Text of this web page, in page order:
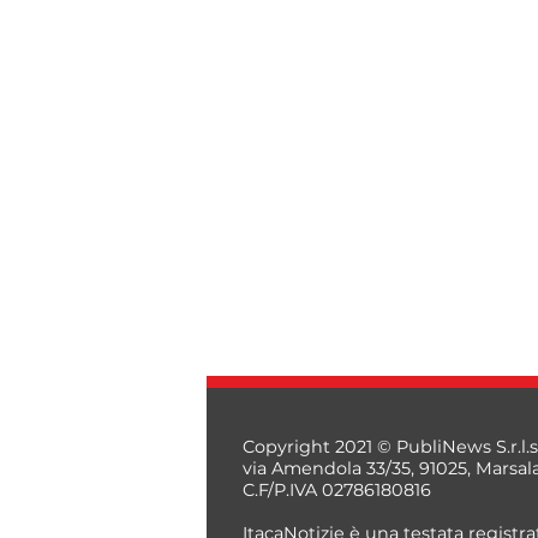
Copyright 2021 © PubliNews
via Amendola 33/35, 91025,
C.F/P.IVA 02786180816
ItacaNotizie è una testata